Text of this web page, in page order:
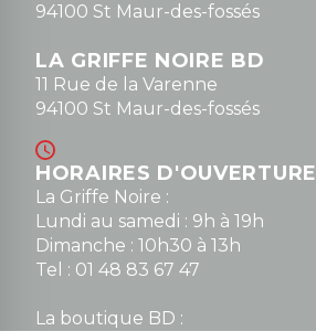
94100 St Maur-des-fossés
LA GRIFFE NOIRE BD
11 Rue de la Varenne
94100 St Maur-des-fossés
HORAIRES D'OUVERTURE
La Griffe Noire :
Lundi au samedi : 9h à 19h
Dimanche : 10h30 à 13h
Tel : 01 48 83 67 47
La boutique BD :